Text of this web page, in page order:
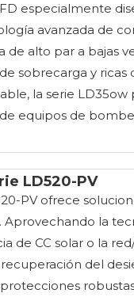
especialmente
avanzada de
alto par a bajas
sobrecarga y ricas
la serie LD35ow
equipos de
LD520-PV
PV ofrece
la
de CC solar o la
del